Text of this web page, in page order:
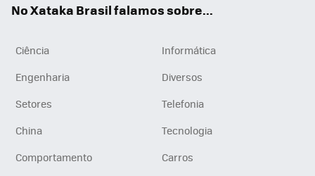
No Xataka Brasil falamos sobre...
Ciência
Informática
Engenharia
Diversos
Setores
Telefonia
China
Tecnologia
Comportamento
Carros